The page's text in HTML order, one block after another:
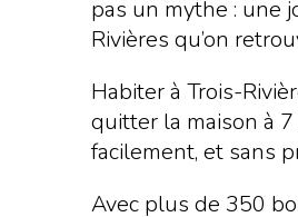
pas un mythe : une
Rivières qu’on
Habiter à Trois-
quitter la maison à
facilement, et sans
Avec plus de 350